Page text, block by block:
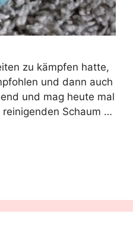
zu kämpfen hatte,
und dann auch
und mag heute mal
Schaum …